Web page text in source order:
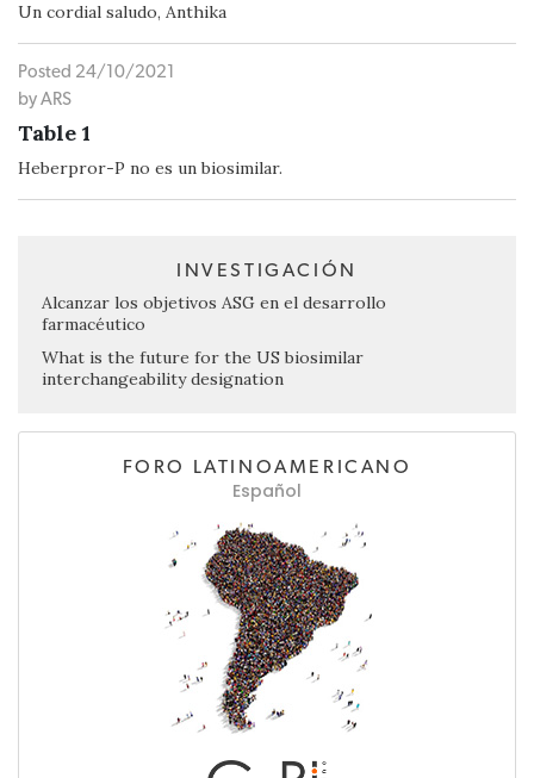
Un cordial saludo, Anthika
Posted 24/10/2021
by ARS
Table 1
Heberpror-P no es un biosimilar.
INVESTIGACIÓN
Alcanzar los objetivos ASG en el desarrollo
farmacéutico
What is the future for the US biosimilar
interchangeability designation
FORO LATINOAMERICANO
Español